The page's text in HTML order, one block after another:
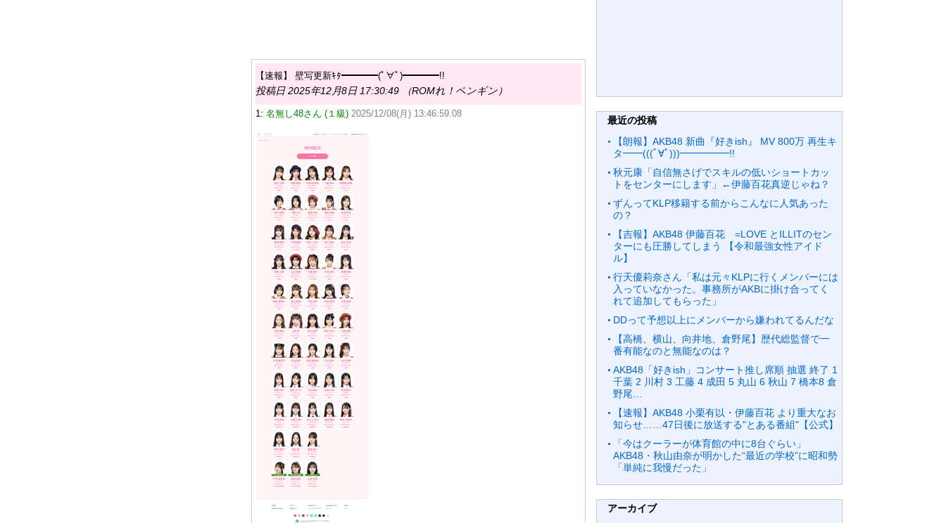
【速報】 壁写更新ｷﾀ━━━━(ﾟ∀ﾟ)━━━━!!
投稿日 2025年12月8日 17:30:49 （ROMれ！ペンギン）
1: 名無し48さん (１級) 2025/12/08(月) 13:46:59.08
最近の投稿
【朗報】AKB48 新曲『好きish』 MV 800万 再生キ
タ━━(((ﾟ∀ﾟ)))━━━━━!!
秋元康「自信無さげでスキルの低いショートカッ
トをセンターにします」←伊藤百花真逆じゃね？
ずんってKLP移籍する前からこんなに人気あった
の？
【吉報】AKB48 伊藤百花 =LOVE とILLITのセン
ターにも圧勝してしまう 【令和最強女性アイド
ル】
行天優莉奈さん「私は元々KLPに行くメンバーには
入っていなかった。事務所がAKBに掛け合ってく
れて追加してもらった」
DDって予想以上にメンバーから嫌われてるんだな
【高橋、横山、向井地、倉野尾】歴代総監督で一
番有能なのと無能なのは？
AKB48「好きish」コンサート推し席順 抽選 終了 1
千葉 2 川村 3 工藤 4 成田 5 丸山 6 秋山 7 橋本8 倉
野尾…
【速報】AKB48 小栗有以・伊藤百花 より重大なお
知らせ……47日後に放送する"とある番組"【公式】
「今はクーラーが体育館の中に8台ぐらい」
AKB48・秋山由奈が明かした“最近の学校”に昭和勢
「単純に我慢だった」
アーカイブ